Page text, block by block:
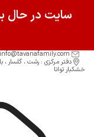
دفتر مرکزی : رشت ، گلسار ،
خشکبار توانا
سایت در حال